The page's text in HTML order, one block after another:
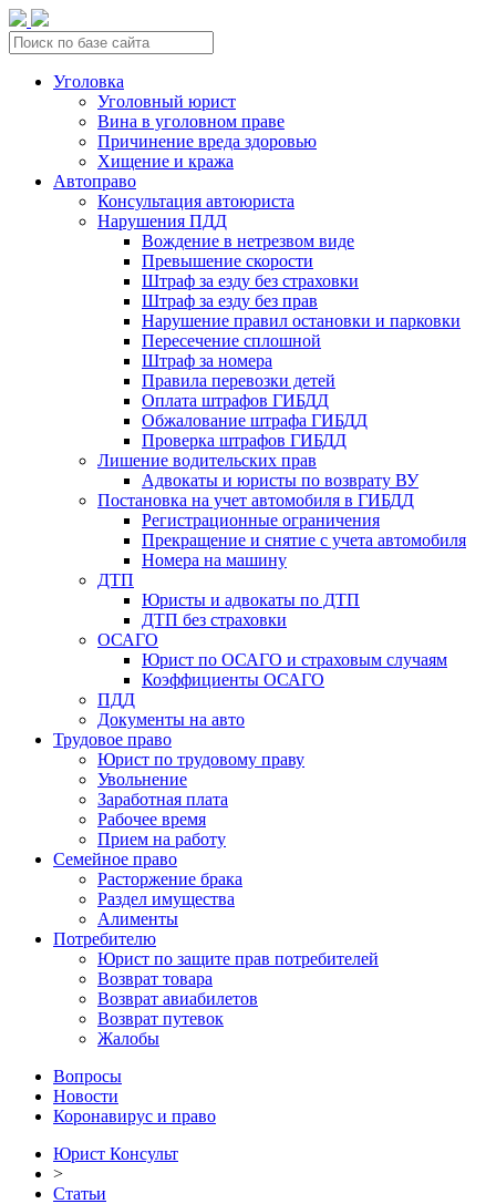
Уголовка
Уголовный юрист
Вина в уголовном праве
Причинение вреда здоровью
Хищение и кража
Автоправо
Консультация автоюриста
Нарушения ПДД
Вождение в нетрезвом виде
Превышение скорости
Штраф за езду без страховки
Штраф за езду без прав
Нарушение правил остановки и парковки
Пересечение сплошной
Штраф за номера
Правила перевозки детей
Оплата штрафов ГИБДД
Обжалование штрафа ГИБДД
Проверка штрафов ГИБДД
Лишение водительских прав
Адвокаты и юристы по возврату ВУ
Постановка на учет автомобиля в ГИБДД
Регистрационные ограничения
Прекращение и снятие с учета автомобиля
Номера на машину
ДТП
Юристы и адвокаты по ДТП
ДТП без страховки
ОСАГО
Юрист по ОСАГО и страховым случаям
Коэффициенты ОСАГО
ПДД
Документы на авто
Трудовое право
Юрист по трудовому праву
Увольнение
Заработная плата
Рабочее время
Прием на работу
Семейное право
Расторжение брака
Раздел имущества
Алименты
Потребителю
Юрист по защите прав потребителей
Возврат товара
Возврат авиабилетов
Возврат путевок
Жалобы
Вопросы
Новости
Коронавирус и право
Юрист Консульт
>
Статьи